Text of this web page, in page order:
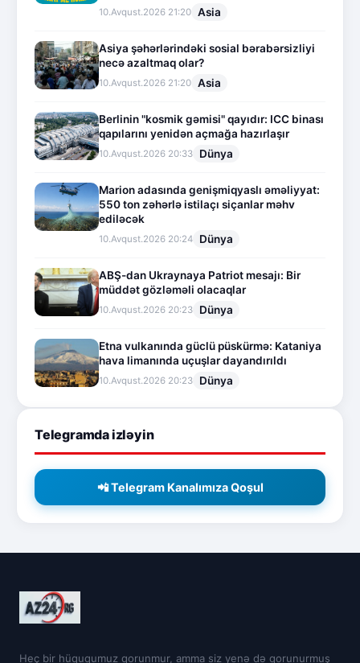
10.Avqust.2026 21:20 Asia
Asiya şəhərlərindəki sosial bərabərsizliyi
necə azaltmaq olar?
10.Avqust.2026 21:20 Asia
Berlinin "kosmik gəmisi" qayıdır: ICC binası
qapılarını yenidən açmağa hazırlaşır
10.Avqust.2026 20:33 Dünya
Marion adasında genişmiqyaslı əməliyyat:
550 ton zəhərlə istilaçı siçanlar məhv
ediləcək
10.Avqust.2026 20:24 Dünya
ABŞ-dan Ukraynaya Patriot mesajı: Bir
müddət gözləməli olacaqlar
10.Avqust.2026 20:23 Dünya
Etna vulkanında güclü püskürmə: Kataniya
hava limanında uçuşlar dayandırıldı
10.Avqust.2026 20:23 Dünya
Telegramda izləyin
📲 Telegram Kanalımıza Qoşul
Heç bir hüququmuz qorunmur, amma siz yenə də qorunurmuş